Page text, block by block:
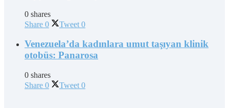
0 shares
Share 0 Tweet 0
Venezuela’da kadınlara umut taşıyan klinik
otobüs: Panarosa
0 shares
Share 0 Tweet 0